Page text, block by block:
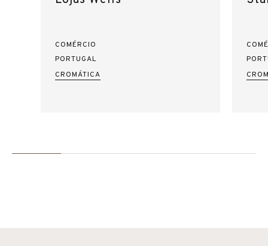
COMÉRCIO
PORTUGAL
CROMÁTICA